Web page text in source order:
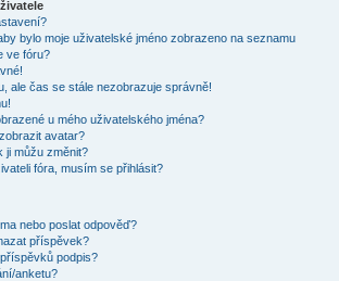
bylo moje uživatelské jméno zobrazeno na seznamu
ve fóru?
ale čas se stále nezobrazuje správně!
u mého uživatelského jména?
avatar?
ji můžu změnit?
fóra, musím se přihlásit?
nebo poslat odpověď?
příspěvek?
podpis?
anketu?